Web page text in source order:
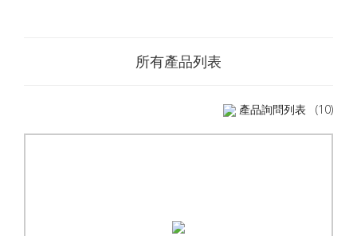
所有產品列表
產品詢問列表 (10)